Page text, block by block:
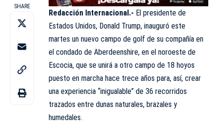
SHARE
Redacción Internacional.- El presidente de
Estados Unidos, Donald Trump, inauguró este
martes un nuevo campo de golf de su compañía en
el condado de Aberdeenshire, en el noroeste de
Escocia, que se unirá a otro campo de 18 hoyos
puesto en marcha hace trece años para, así, crear
una experiencia “inigualable” de 36 recorridos
trazados entre dunas naturales, brazales y
humedales.